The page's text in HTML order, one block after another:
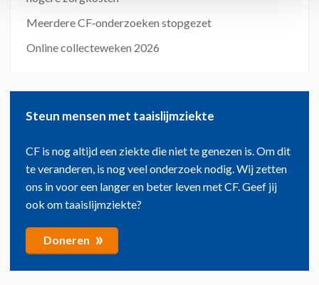
Meerdere CF‑onderzoeken stopgezet
Online collecteweken 2026
Steun mensen met taaislijmziekte
CF is nog altijd een ziekte die niet te genezen is. Om dit
te veranderen, is nog veel onderzoek nodig. Wij zetten
ons in voor een langer en beter leven met CF. Geef jij
ook om taaislijmziekte?
Doneren »